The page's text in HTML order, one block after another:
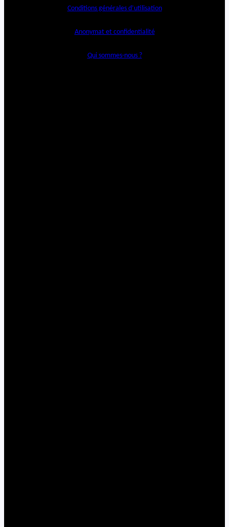
Conditions générales d’utilisation
Anonymat et confidentialité
Qui sommes-nous ?